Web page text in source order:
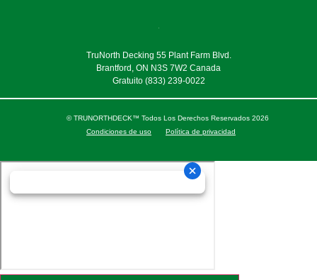
TruNorth Decking 55 Plant Farm Blvd.
Brantford, ON N3S 7W2 Canada
Gratuito(833) 239-0022
© TRUNORTHDECK™ Todos Los Derechos Reservados 2026
Condiciones de uso
Política de privacidad